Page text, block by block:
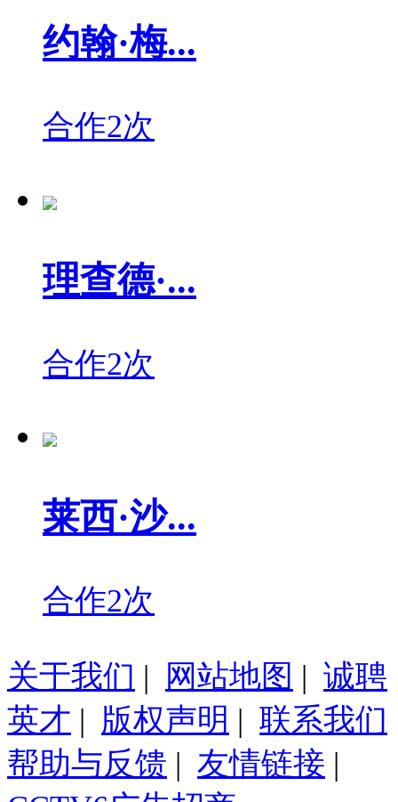
约翰·梅...
合作2次
理查德·...
合作2次
莱西·沙...
合作2次
关于我们 | 网站地图 | 诚聘
英才 | 版权声明 | 联系我们
帮助与反馈 | 友情链接 |